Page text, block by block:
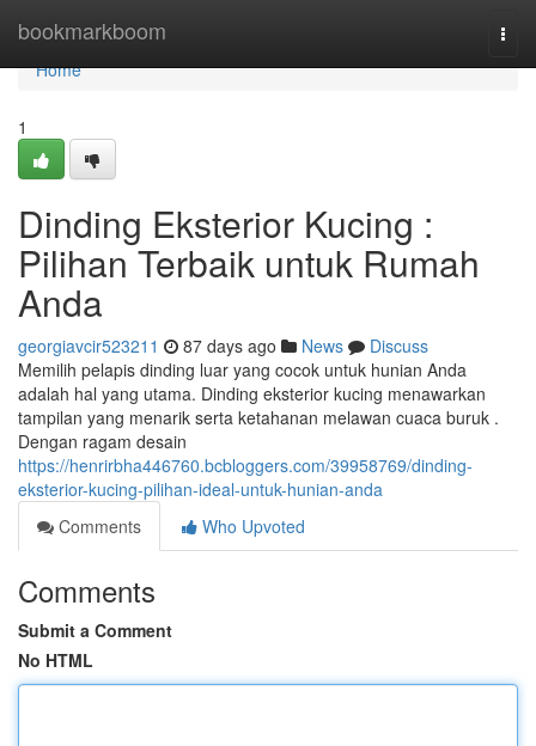
bookmarkboom
Home
Home
1
Dinding Eksterior Kucing :
Pilihan Terbaik untuk Rumah
Anda
georgiavcir523211 87 days ago News
Discuss
Memilih pelapis dinding luar yang cocok untuk hunian Anda
adalah hal yang utama. Dinding eksterior kucing menawarkan
tampilan yang menarik serta ketahanan melawan cuaca buruk .
Dengan ragam desain
https://henrirbha446760.bcbloggers.com/39958769/dinding-
eksterior-kucing-pilihan-ideal-untuk-hunian-anda
Comments
Who Upvoted
Comments
Submit a Comment
No HTML